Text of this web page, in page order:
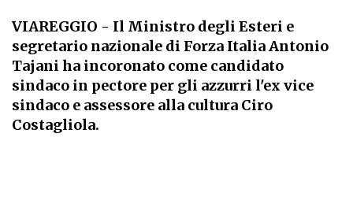
VIAREGGIO - Il Ministro degli Esteri e
segretario nazionale di Forza Italia Antonio
Tajani ha incoronato come candidato
sindaco in pectore per gli azzurri l'ex vice
sindaco e assessore alla cultura Ciro
Costagliola.